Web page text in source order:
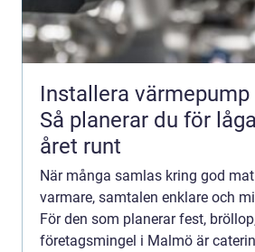
Installera
Så planerar du för
året runt
När många samlas kring god
varmare, samtalen enklare och
För den som planerar fest,
företagsmingel i Malmö är